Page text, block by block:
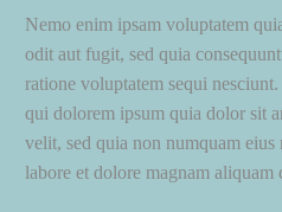
Nemo enim ipsam voluptatem
odit aut fugit, sed quia
ratione voluptatem sequi
qui dolorem ipsum quia dolor sit
velit, sed quia non numquam
labore et dolore magnam aliquam